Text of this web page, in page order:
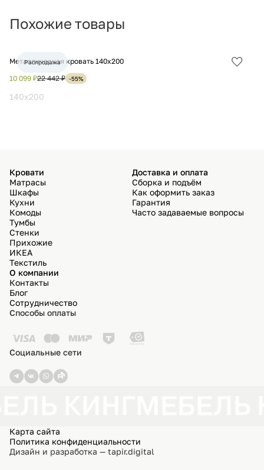
Похожие товары
Металлическая кровать 140х200
10 099 ₽22 442 ₽ -55%
Распродажа
140x200
Кровати
Матрасы
Шкафы
Кухни
Комоды
Тумбы
Стенки
Прихожие
ИКЕА
Текстиль
Доставка и оплата
Сборка и подъём
Как оформить заказ
Гарантия
Часто задаваемые вопросы
О компании
Контакты
Блог
Сотрудничество
Способы оплаты
Социальные сети
Карта сайта
Политика конфиденциальности
Дизайн и разработка — tapir.digital